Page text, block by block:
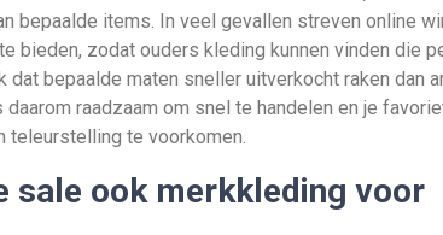
bepaalde items. In veel gevallen streven online
bieden, zodat ouders kleding kunnen vinden die
bepaalde maten sneller uitverkocht raken dan
raadzaam om snel te handelen en je
te voorkomen.
sale ook merkkleding voor